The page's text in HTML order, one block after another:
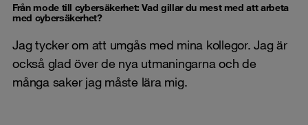
Från mode till cybersäkerhet: Vad gillar du mest med att arbeta
med cybersäkerhet?
Jag tycker om att umgås med mina kollegor. Jag är
också glad över de nya utmaningarna och de
många saker jag måste lära mig.